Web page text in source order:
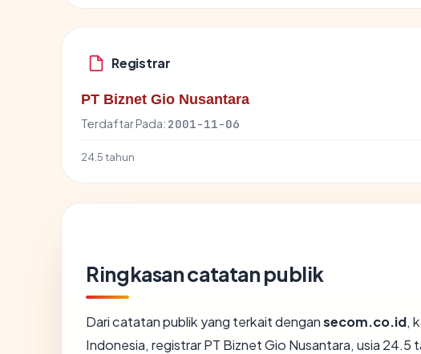
Registrar
PT Biznet Gio Nusantara
Terdaftar Pada: 2001-11-06
24.5 tahun
Ringkasan catatan publik
Dari catatan publik yang terkait dengansecom.co.id,
Indonesia, registrar PT Biznet Gio Nusantara, usia 24.5